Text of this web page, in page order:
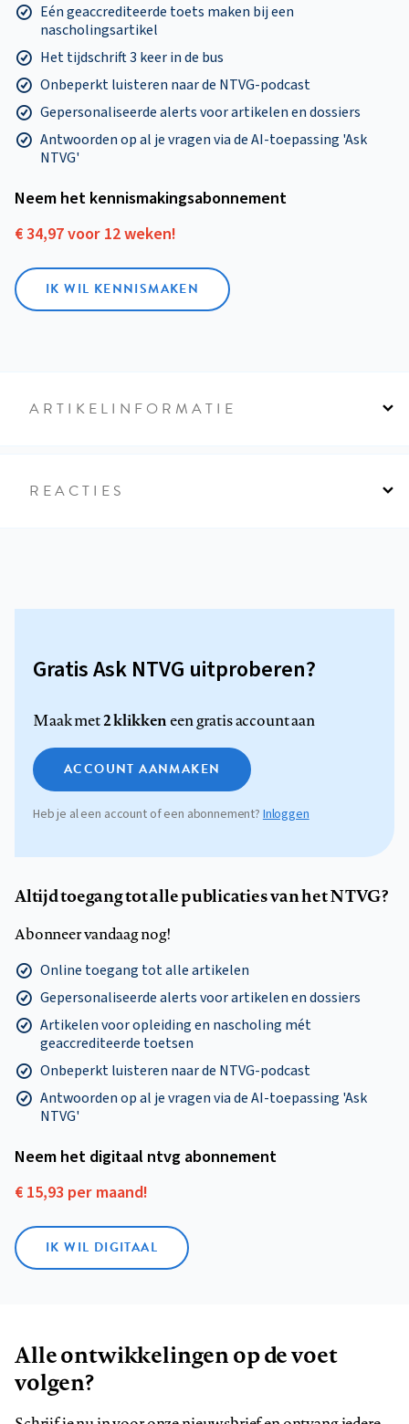
Eén geaccrediteerde toets maken bij een
nascholingsartikel
Het tijdschrift 3 keer in de bus
Onbeperkt luisteren naar de NTVG-podcast
Gepersonaliseerde alerts voor artikelen en dossiers
Antwoorden op al je vragen via de AI-toepassing 'Ask
NTVG'
Neem het kennismakings­abonnement
€ 34,97 voor 12 weken!
IK WIL KENNISMAKEN
ARTIKELINFORMATIE
REACTIES
Gratis Ask NTVG uitproberen?
Maak met2 klikkeneen gratis account aan
ACCOUNT AANMAKEN
Heb je al een account of een abonnement?Inloggen
Altijd toegang tot alle publicaties van het NTVG?
Abonneer vandaag nog!
Online toegang tot alle artikelen
Gepersonaliseerde alerts voor artikelen en dossiers
Artikelen voor opleiding en nascholing mét
geaccrediteerde toetsen
Onbeperkt luisteren naar de NTVG-podcast
Antwoorden op al je vragen via de AI-toepassing 'Ask
NTVG'
Neem het digitaal ntvg abonnement
€ 15,93 per maand!
IK WIL DIGITAAL
Alle ontwikkelingen op de voet
volgen?